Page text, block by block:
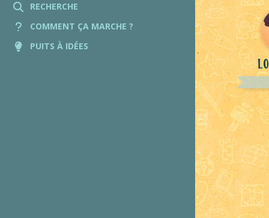
RECHERCHE
COMMENT ÇA MARCHE ?
PUITS À IDÉES